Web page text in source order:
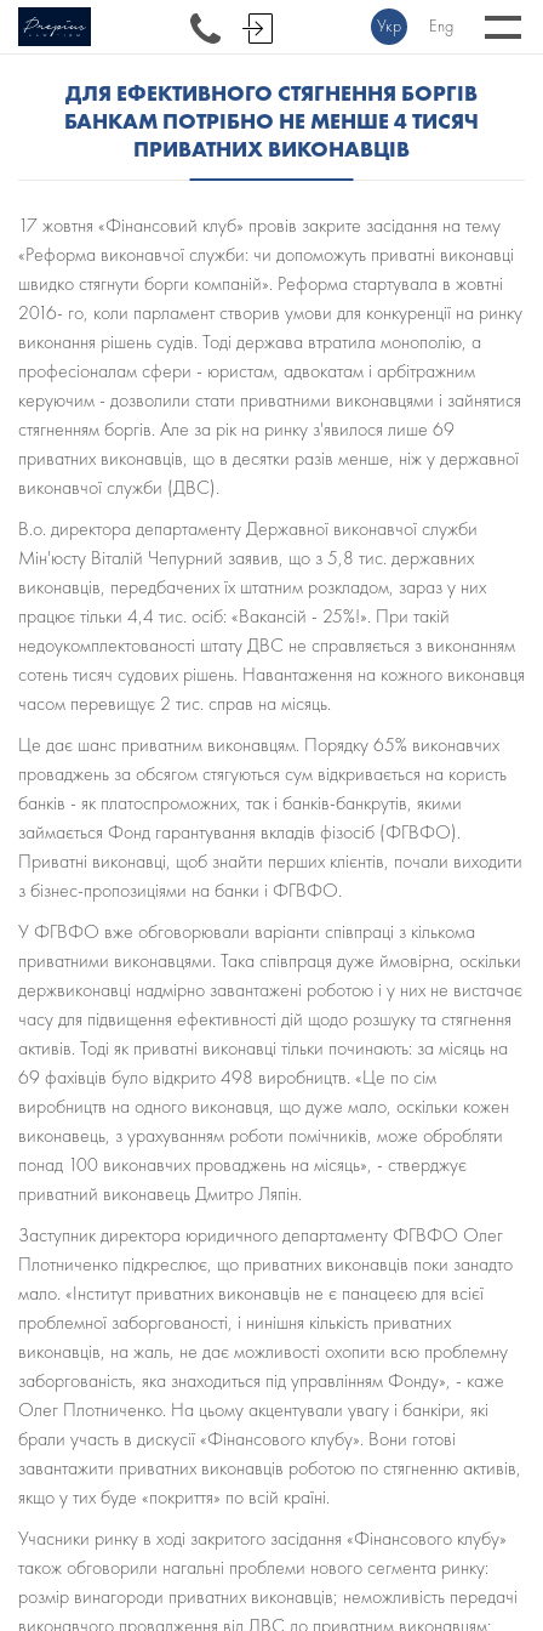
Укр Eng
ДЛЯ ЕФЕКТИВНОГО СТЯГНЕННЯ БОРГІВ
БАНКАМ ПОТРІБНО НЕ МЕНШЕ 4 ТИСЯЧ
ПРИВАТНИХ ВИКОНАВЦІВ
17 жовтня «Фінансовий клуб» провів закрите засідання на тему
«Реформа виконавчої служби: чи допоможуть приватні виконавці
швидко стягнути борги компаній». Реформа стартувала в жовтні
2016- го, коли парламент створив умови для конкуренції на ринку
виконання рішень судів. Тоді держава втратила монополію, а
професіоналам сфери - юристам, адвокатам і арбітражним
керуючим - дозволили стати приватними виконавцями і зайнятися
стягненням боргів. Але за рік на ринку з'явилося лише 69
приватних виконавців, що в десятки разів менше, ніж у державної
виконавчої служби (ДВС).
В.о. директора департаменту Державної виконавчої служби
Мін'юсту Віталій Чепурний заявив, що з 5,8 тис. державних
виконавців, передбачених їх штатним розкладом, зараз у них
працює тільки 4,4 тис. осіб: «Вакансій - 25%!». При такій
недоукомплектованості штату ДВС не справляється з виконанням
сотень тисяч судових рішень. Навантаження на кожного виконавця
часом перевищує 2 тис. справ на місяць.
Це дає шанс приватним виконавцям. Порядку 65% виконавчих
проваджень за обсягом стягуються сум відкривається на користь
банків - як платоспроможних, так і банків-банкрутів, якими
займається Фонд гарантування вкладів фізосіб (ФГВФО).
Приватні виконавці, щоб знайти перших клієнтів, почали виходити
з бізнес-пропозиціями на банки і ФГВФО.
У ФГВФО вже обговорювали варіанти співпраці з кількома
приватними виконавцями. Така співпраця дуже ймовірна, оскільки
держвиконавці надмірно завантажені роботою і у них не вистачає
часу для підвищення ефективності дій щодо розшуку та стягнення
активів. Тоді як приватні виконавці тільки починають: за місяць на
69 фахівців було відкрито 498 виробництв. «Це по сім
виробництв на одного виконавця, що дуже мало, оскільки кожен
виконавець, з урахуванням роботи помічників, може обробляти
понад 100 виконавчих проваджень на місяць», - стверджує
приватний виконавець Дмитро Ляпін.
Заступник директора юридичного департаменту ФГВФО Олег
Плотниченко підкреслює, що приватних виконавців поки занадто
мало. «Інститут приватних виконавців не є панацеєю для всієї
проблемної заборгованості, і нинішня кількість приватних
виконавців, на жаль, не дає можливості охопити всю проблемну
заборгованість, яка знаходиться під управлінням Фонду», - каже
Олег Плотниченко. На цьому акцентували увагу і банкіри, які
брали участь в дискусії «Фінансового клубу». Вони готові
завантажити приватних виконавців роботою по стягненню активів,
якщо у тих буде «покриття» по всій країні.
Учасники ринку в ході закритого засідання «Фінансового клубу»
також обговорили нагальні проблеми нового сегмента ринку:
розмір винагороди приватних виконавців; неможливість передачі
виконавчого провадження від ДВС до приватним виконавцям;